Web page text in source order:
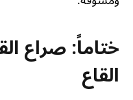
ختاماً: صراع
القاع